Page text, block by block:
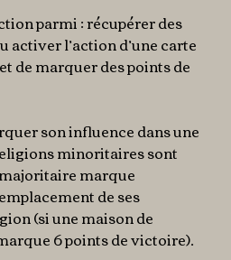
parmi : récupérer des
activer l’action d’une carte
de marquer des points de
son influence dans une
minoritaires sont
marque
de ses
(si une maison de
6 points de victoire).